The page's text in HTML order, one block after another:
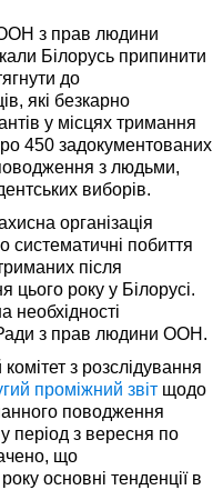
з прав людини
Білорусь припинити
до
які безкарно
у місцях тримання
450 задокументованих
з людьми,
виборів.
організація
систематичні побиття
після
цього року у Білорусі.
необхідності
з прав людини ООН.
з розслідування
проміжний звіт щодо
поводження
період з вересня по
що
основні тенденції в